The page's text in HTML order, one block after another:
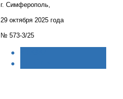
г. Симферополь,
29 октября 2025 года
№ 573-3/25